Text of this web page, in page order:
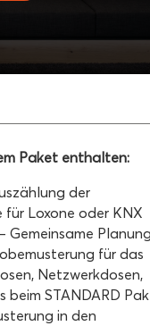
Paket enthalten:
der
Loxone oder KNX
Gemeinsame
für das
Netzwerkdosen,
beim STANDARD
in den